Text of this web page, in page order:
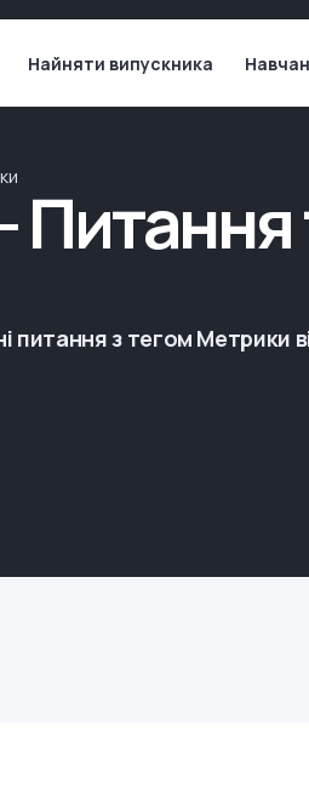
Найняти випускника
питання з тегом Метрики